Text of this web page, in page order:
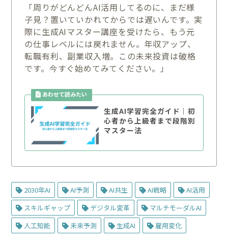
「周りがどんどんAI活用してるのに、まだ様
子見？置いていかれてからでは遅いんです。実
際に生成AIマスター講座を受けたら、もう元
の仕事レベルには戻れません。年収アップ、
転職有利、副業収入増。この未来投資は破格
です。今すぐ始めてみてください。」
生成AI学習完全ガイド｜初
心者から上級者まで段階別
マスター法
2030年AI AI予測 AI共生 AI戦略
AI活用
スキルギャップ
デジタル変革
マルチモーダルAI
人工知能
未来予測 生成AI 雇用変化